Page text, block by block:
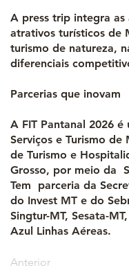
A press trip integra as
atrativos turísticos de
turismo de natureza,
diferenciais
Parcerias que inovam
A FIT Pantanal 2026
Serviços e Turismo
de Turismo e
Grosso, por meio da
Tem parceria da
do Invest MT e do
Singtur-MT, Sesata-
Azul Linhas Aéreas.
Anterior